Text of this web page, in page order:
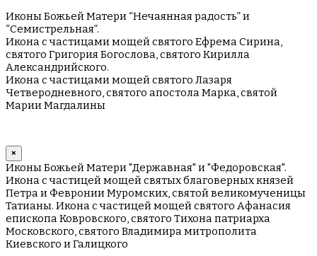
Иконы Божьей Матери “Нечаянная радость” и
“Семистрельная”.
Икона с частицами мощей святого Ефрема Сирина,
святого Григория Богослова, святого Кирилла
Александрийского.
Икона с частицами мощей святого Лазаря
Четверодневного, святого апостола Марка, святой
Марии Магдалины
×
Иконы Божьей Матери "Державная" и "Федоровская".
Икона с частицей мощей святых благоверных князей
Петра и Февронии Муромских, святой великомученицы
Татианы. Икона с частицей мощей святого Афанасия
епископа Ковровского, святого Тихона патриарха
Московского, святого Владимира митрополита
Киевского и Галицкого